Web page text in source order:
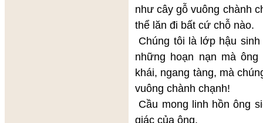
như cây gỗ vuông chành
thể lăn đi bất cứ chỗ nào.
Chúng tôi là lớp hậu
những hoạn nạn mà
khái, ngang tàng, mà
vuông chành chạnh!
Cầu mong linh hồn ông
giác của ông.